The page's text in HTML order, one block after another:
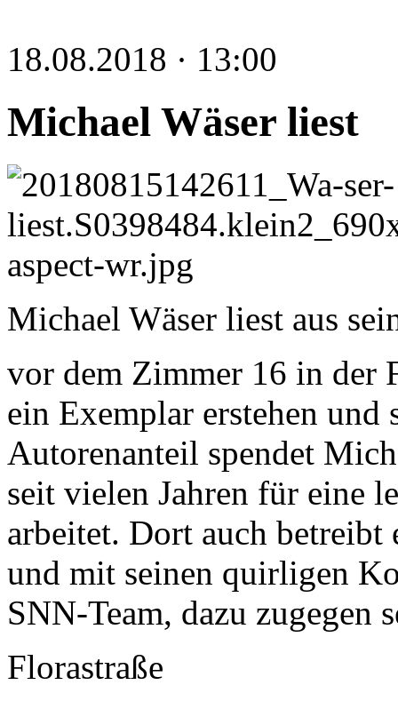
18.08.2018 · 13:00
Michael Wäser liest
Michael Wäser liest aus
vor dem Zimmer 16 in der
ein Exemplar erstehen und
Autorenanteil spendet
seit vielen Jahren für eine
arbeitet. Dort auch betreibt
und mit seinen quirligen
SNN-Team, dazu zugegen
Florastraße